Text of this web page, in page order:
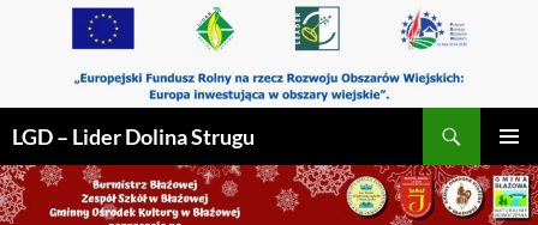
LGD – Lider Dolina Strugu
MENU